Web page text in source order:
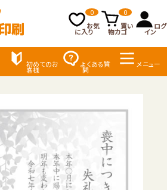
お気
に入り
0
買い
物カゴ
0
ログ
イン
初めてのお
客様
よくある質
問
メニュー